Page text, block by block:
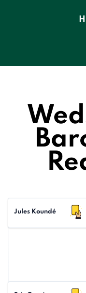
Jules Koundé